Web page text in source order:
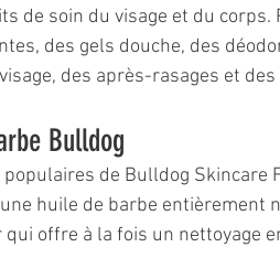
de soin du visage et du
des gels douche, des
des après-rasages et des
Bulldog
de Bulldog Skincare
huile de barbe entièrement
offre à la fois un nettoyage